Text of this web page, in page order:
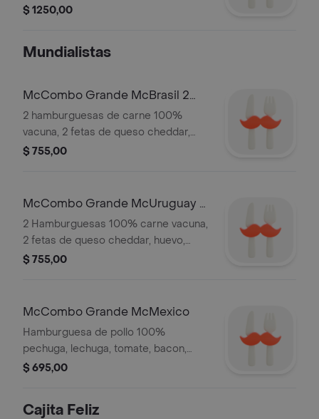
lechuga, salsa big mac, y pepinillos,
$ 1250,00
Mundialistas
McCombo Grande McBrasil 2
carnes
2 hamburguesas de carne 100%
vacuna, 2 fetas de queso cheddar,
bacon, lechuga, tomate, cebolla crispy
grande.
$ 755,00
McCombo Grande McUruguay 2
carnes
2 Hamburguesas 100% carne vacuna,
2 fetas de queso cheddar, huevo,
lomito canadiense, bacon, lechuga,
grande.
$ 755,00
McCombo Grande McMexico
Hamburguesa de pollo 100%
pechuga, lechuga, tomate, bacon,
cebolla fresca, 2 fetas de queso
grandes.
$ 695,00
Cajita Feliz